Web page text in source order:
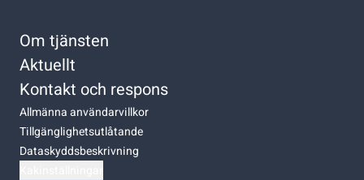
Om tjänsten
Aktuellt
Kontakt och respons
Allmänna användarvillkor
Tillgänglighetsutlåtande
Dataskyddsbeskrivning